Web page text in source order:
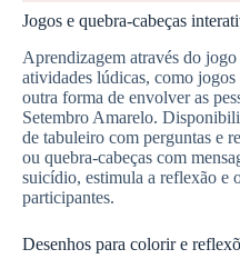
Jogos e quebra-cabeças
Aprendizagem através do
atividades lúdicas, como jogos
outra forma de envolver as
Setembro Amarelo.
de tabuleiro com perguntas e
ou quebra-cabeças com
suicídio, estimula a reflexão e
participantes.
Desenhos para colorir e